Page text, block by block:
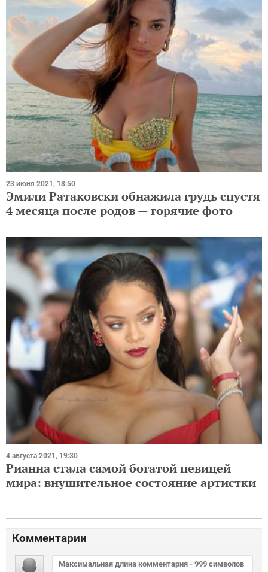
23 июня 2021, 18:50
Эмили Ратаковски обнажила грудь спустя
4 месяца после родов — горячие фото
4 августа 2021, 19:30
Рианна стала самой богатой певицей
мира: внушительное состояние артистки
Комментарии